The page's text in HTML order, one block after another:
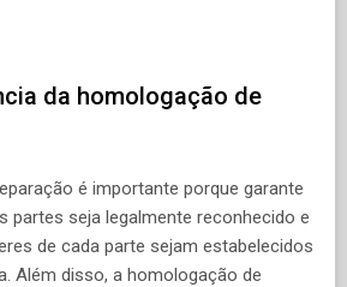
da homologação de
é importante porque garante
partes seja legalmente reconhecido e
de cada parte sejam estabelecidos
Além disso, a homologação de